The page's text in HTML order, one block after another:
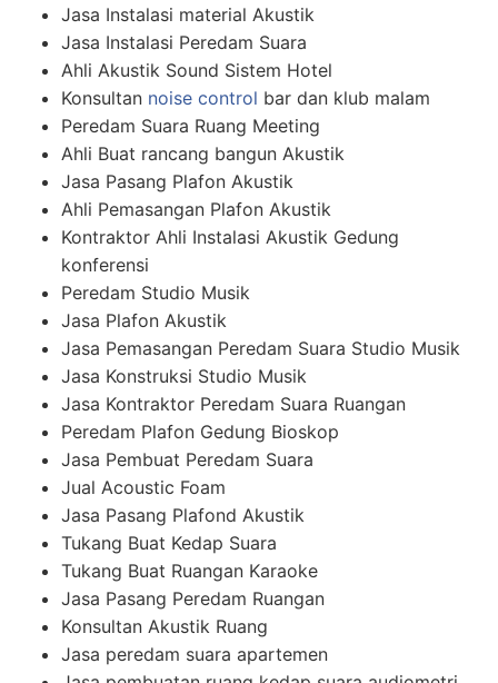
Jasa Instalasi material Akustik
Jasa Instalasi Peredam Suara
Ahli Akustik Sound Sistem Hotel
Konsultan noise control bar dan klub malam
Peredam Suara Ruang Meeting
Ahli Buat rancang bangun Akustik
Jasa Pasang Plafon Akustik
Ahli Pemasangan Plafon Akustik
Kontraktor Ahli Instalasi Akustik Gedung
konferensi
Peredam Studio Musik
Jasa Plafon Akustik
Jasa Pemasangan Peredam Suara Studio Musik
Jasa Konstruksi Studio Musik
Jasa Kontraktor Peredam Suara Ruangan
Peredam Plafon Gedung Bioskop
Jasa Pembuat Peredam Suara
Jual Acoustic Foam
Jasa Pasang Plafond Akustik
Tukang Buat Kedap Suara
Tukang Buat Ruangan Karaoke
Jasa Pasang Peredam Ruangan
Konsultan Akustik Ruang
Jasa peredam suara apartemen